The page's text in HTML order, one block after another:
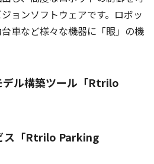
ョンソフトウェアです。ロボッ
車など様々な機器に「眼」の機
デル構築ツール「Rtrilo
ス「Rtrilo Parking